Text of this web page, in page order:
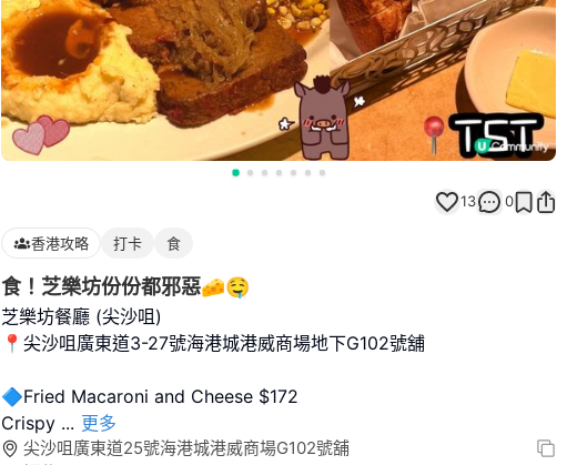
13 0
香港攻略 打卡 食
食！芝樂坊份份都邪惡🧀🤤
芝樂坊餐廳 (尖沙咀)
📍尖沙咀廣東道3-27號海港城港威商場地下G102號舖
🔷Fried Macaroni and Cheese $172
Crispy ... 更多
尖沙咀廣東道25號海港城港威商場G102號舖